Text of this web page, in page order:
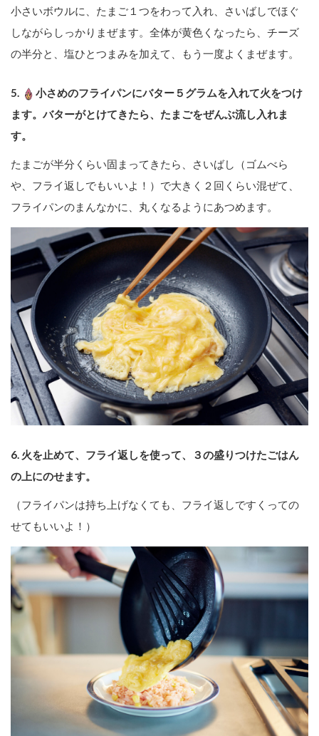
小さいボウルに、たまご１つをわって入れ、さいばしでほぐ
しながらしっかりまぜます。全体が黄色くなったら、チーズ
の半分と、塩ひとつまみを加えて、もう一度よくまぜます。
5.
小さめのフライパンにバター５グラムを入れて火をつけ
ます。バターがとけてきたら、たまごをぜんぶ流し入れま
す。
たまごが半分くらい固まってきたら、さいばし（ゴムべら
や、フライ返しでもいいよ！）で大きく２回くらい混ぜて、
フライパンのまんなかに、丸くなるようにあつめます。
6. 火を止めて、フライ返しを使って、３の盛りつけたごはん
の上にのせます。
（フライパンは持ち上げなくても、フライ返しですくっての
せてもいいよ！）